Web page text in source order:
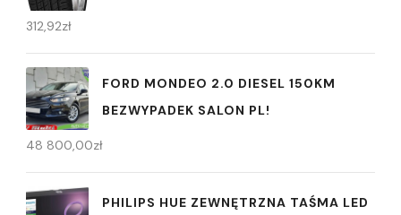
312,92zł
FORD MONDEO 2.0 DIESEL 150KM
BEZWYPADEK SALON PL!
48 800,00zł
PHILIPS HUE ZEWNĘTRZNA TAŚMA LED